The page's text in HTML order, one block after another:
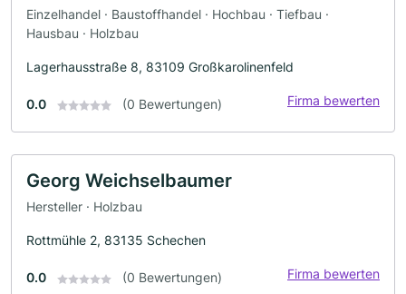
Einzelhandel · Baustoffhandel · Hochbau · Tiefbau ·
Hausbau · Holzbau
Lagerhausstraße 8, 83109 Großkarolinenfeld
0.0 (0 Bewertungen) Firma bewerten
Georg Weichselbaumer
Hersteller · Holzbau
Rottmühle 2, 83135 Schechen
0.0 (0 Bewertungen) Firma bewerten